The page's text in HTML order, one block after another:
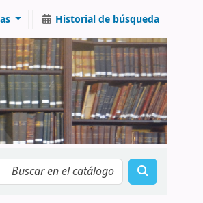
Historial de búsqueda